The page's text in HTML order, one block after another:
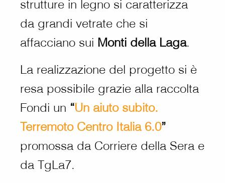
strutture in legno si caratterizza
da grandi vetrate che si
affacciano sui Monti della Laga.
La realizzazione del progetto si è
resa possibile grazie alla raccolta
Fondi un “Un aiuto subito.
Terremoto Centro Italia 6.0”
promossa da Corriere della Sera e
da TgLa7.